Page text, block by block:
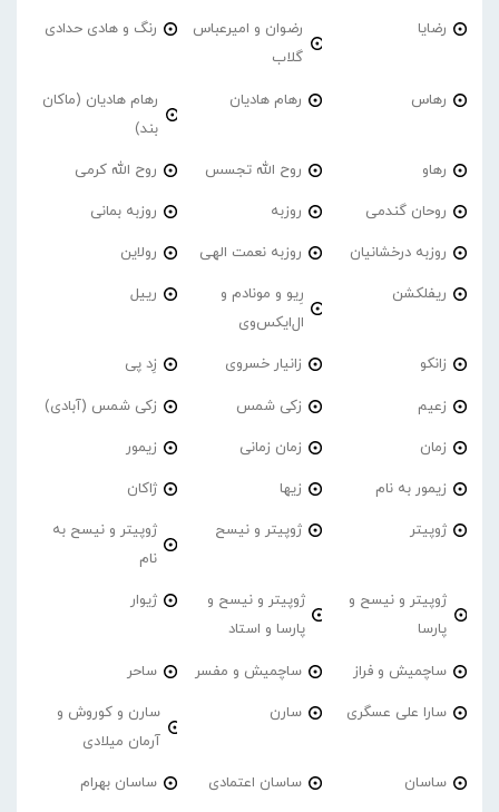
رضایا
رضوان و امیرعباس
گلاب
رنگ و هادی حدادی
رهاس رهام هادیان
رهام هادیان (ماکان
بند)
رهاو روح الله تجسس روح الله کرمی
روحان گندمی روزبه روزبه بمانی
روزبه درخشانیان روزبه نعمت الهی رولاین
ریفلکشن
رِیو و مونادم و
ال‌ایکس‌وی
رییل
زانکو زانیار خسروی زِد پی
زعیم زکی شمس زکی شمس (آبادی)
زمان زمان زمانی زیمور
زیمور به نام زیها ژاکان
ژوپیتر ژوپیتر و نیسح
ژوپیتر و نیسح به
نام
ژوپیتر و نیسح و
پارسا
ژوپیتر و نیسح و
پارسا و استاد
ژیوار
ساچمیش و فراز ساچمیش و مفسر ساحر
سارا علی عسگری سارن
سارن و کوروش و
آرمان میلادی
ساسان ساسان اعتمادی ساسان بهرام